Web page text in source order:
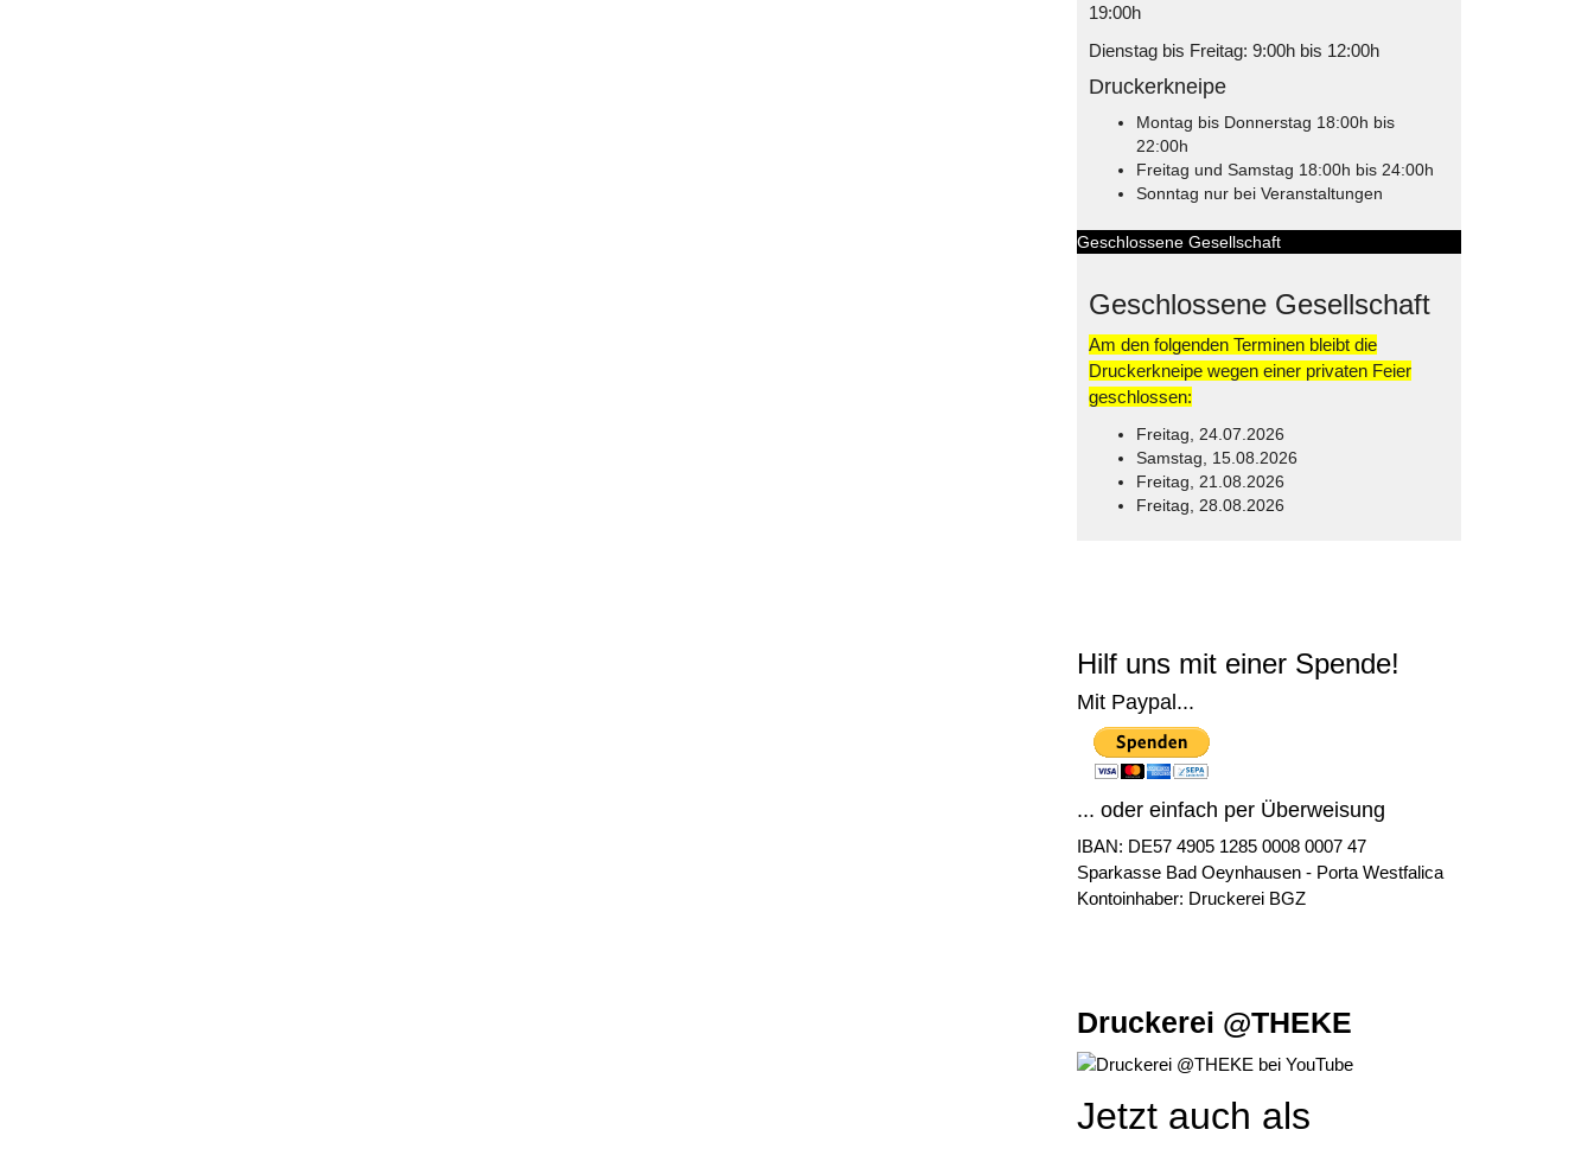
19:00h
Dienstag bis Freitag: 9:00h bis 12:00h
Druckerkneipe
Montag bis Donnerstag 18:00h bis
22:00h
Freitag und Samstag 18:00h bis 24:00h
Sonntag nur bei Veranstaltungen
Geschlossene Gesellschaft
Geschlossene Gesellschaft
Am den folgenden Terminen bleibt die
Druckerkneipe wegen einer privaten Feier
geschlossen:
Freitag, 24.07.2026
Samstag, 15.08.2026
Freitag, 21.08.2026
Freitag, 28.08.2026
Hilf uns mit einer Spende!
Mit Paypal...
... oder einfach per Überweisung
IBAN: DE57 4905 1285 0008 0007 47
Sparkasse Bad Oeynhausen - Porta Westfalica
Kontoinhaber: Druckerei BGZ
Druckerei @THEKE
Jetzt auch als